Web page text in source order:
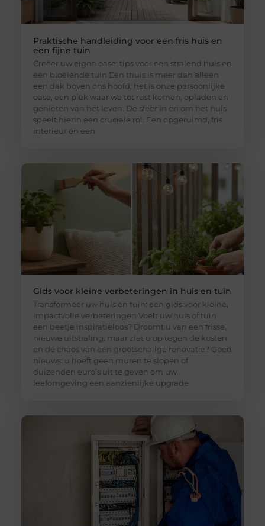
Praktische handleiding voor een fris huis en
een fijne tuin
Creëer uw eigen oase: tips voor een stralend huis en
een bloeiende tuin Een thuis is meer dan alleen
een dak boven ons hoofd; het is onze persoonlijke
oase, een plek waar we tot rust komen, opladen en
genieten van het leven. De sfeer in en om het huis
speelt hierin een cruciale rol. Een opgeruimd, fris
interieur en een
Gids voor kleine verbeteringen in huis en tuin
Transformeer uw huis en tuin: een gids voor kleine,
impactvolle verbeteringen Voelt uw huis of tuin
een beetje inspiratieloos? Droomt u van een frisse,
nieuwe uitstraling, maar ziet u op tegen de kosten
en de chaos van een grootschalige renovatie? Goed
nieuws: u hoeft geen muren te slopen of
duizenden euro’s uit te geven om uw
leefomgeving een aanzienlijke upgrade